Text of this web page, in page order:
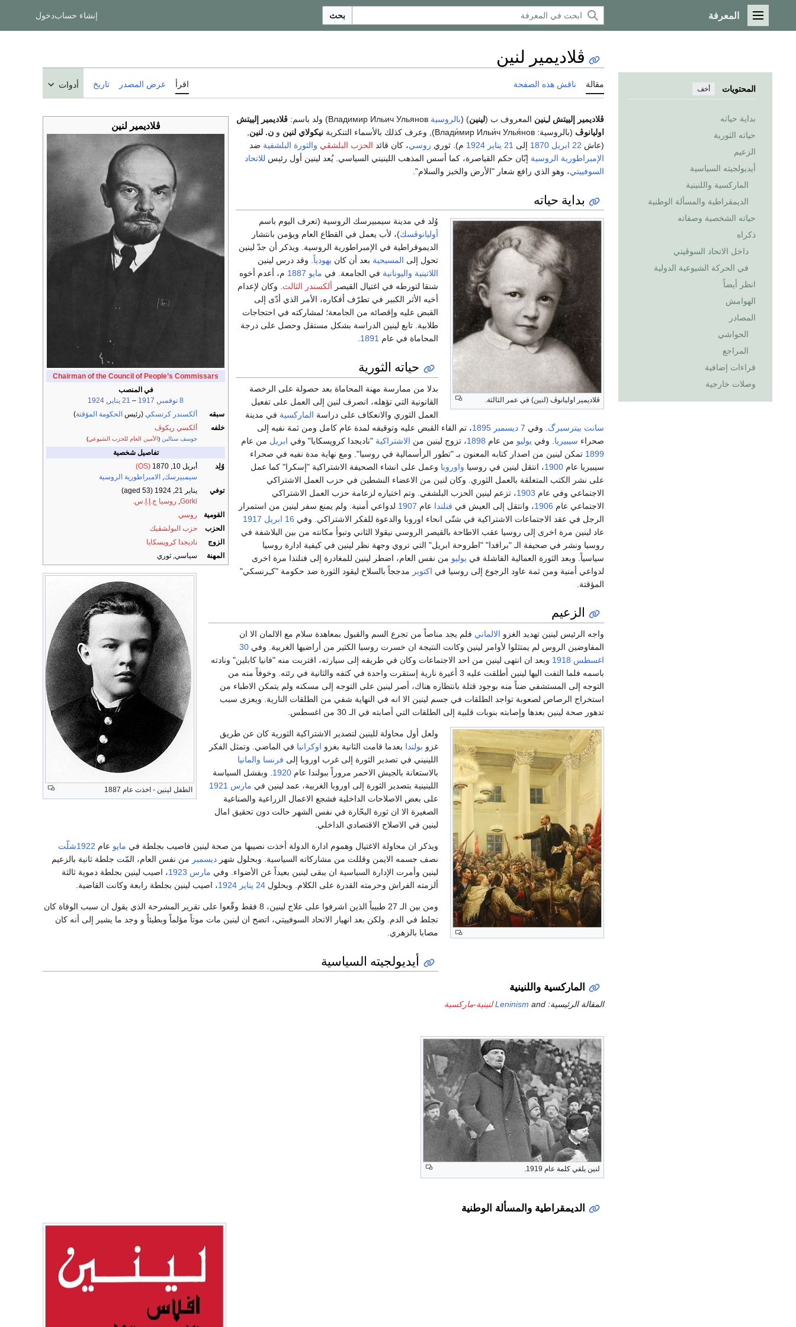
القائمة الرئيسية
المعرفة بحث إنشاء حسابدخول
المحتويات أخف
بداية حياته
حياته الثورية
الزعيم
أيديولجيته السياسية
الماركسية واللنينية
الديمقراطية والمسألة الوطنية
حياته الشخصية وصفاته
ذكراه
داخل الاتحاد السوڤيتي
في الحركة الشيوعية الدولية
انظر أيضاً
الهوامش
المصادر
الحواشي
المراجع
قراءات إضافية
وصلات خارجية
ڤلاديمير لنين
مقالة ناقش هذه الصفحة اقرأ عرض المصدر تاريخ أدوات
ڤلاديمير لنين
Chairman of the Council of People’s Commissars
في المنصب
8 نوفمبر
,
1917
– 21 يناير ,
1924
سبقه
ألكسندر كرنسكي (رئيس الحكومة المؤقتة)
خلفه
ألكسي ريكوڤ
جوسف ستالين (الأمين العام للحزب الشيوعي)
تفاصيل شخصية
وُلِد
أبريل 10, 1870
(OS)
سيمبيرسك, الامبراطورية الروسية
توفي
يناير 21, 1924
(aged 53)
Gorki
, روسيا ج.إ.إ.س.
القومية
روسي
الحزب
حزب البولشڤيك
الزوج
ناديجدا كروپسكايا
المهنة
سياسي, ثوري
ڤلاديمير إلييتش لـِنين المعروف ب (لينين) (بالروسية
ڤلاديمير إلييتش
اوليانوڤ (بالروسية: Влади́мир Ильи́ч Улья́нов), وعرف كذلك بالأسماء التنكرية نيكولاي لنين و ن. لنين
(عاش 22 ابريل 1870 إلى 21 يناير 1924 م). ثوري روسي، كان قائد الحزب البلشڤي والثورة البلشفية ضد
الإمبراطورية الروسية إبّان حكم القياصرة، كما أسس المذهب اللينيني السياسي. يُعد لينين أول رئيس للاتحاد
السوفييتي، وهو الذي رافع شعار "الأرض والخبز والسلام".
بداية حياته
ڤلاديمير اوليانوڤ (لنين) في عمر الثالثة.
وُلد في مدينة سيمبيرسك الروسية (تعرف اليوم باسم
أوليانوڤسك)، لأب يعمل في القطاع العام ويؤمن بانتشار
الديموقراطية في الإمبراطورية الروسية. ويذكر أن جدّ لينين
تحول إلى المسيحية بعد أن كان يهودياً. وقد درس لينين
اللاتينية واليونانية في الجامعة. في مايو 1887 م، أعدم أخوه
شنقا لتورطه في اغتيال القيصر ألكسندر الثالث. وكان لإعدام
أخيه الأثر الكبير في تطرّف أفكاره، الأمر الذي أدّى إلى
القبض عليه وإقصائه من الجامعة؛ لمشاركته في احتجاجات
طلابية. تابع لينين الدراسة بشكل مستقل وحصل على درجة
المحاماة في عام 1891
.
حياته الثورية
الطفل لينين - اخذت عام 1887
بدلا من ممارسة مهنة المحاماة بعد حصولة على الرخصة
القانونية التي تؤهله، انصرف لنين إلى العمل على تفعيل
العمل الثوري والانعكاف على دراسة الماركسية في مدينة
سانت بيترسبرگ . وفي 7 ديسمبر 1895، تم القاء القبض عليه وتوقيفه لمدة عام كامل ومن ثمة نفيه إلى
صحراء سيبيريا . وفي يوليو من عام 1898، تزوج لينين من الاشتراكية "ناديجدا كروپسكايا" وفي ابريل من عام
1899 تمكن لينين من اصدار كتابه المعنون بـ "تطور الرأسمالية في روسيا". ومع نهاية مدة نفيه في صحراء
سيبيريا عام 1900، انتقل لينين في روسيا واوروبا وعمل على انشاء الصحيفة الاشتراكية "إسكرا" كما عمل
على نشر الكتب المتعلقة بالعمل الثوري. وكان لنين من الاعضاء النشطين في حزب العمل الاشتراكي
الاجتماعي وفي عام 1903، تزعم لينين الحزب البلشفي. وتم اختياره لزعامة حزب العمل الاشتراكي
الاجتماعي عام 1906، وانتقل إلى العيش في فنلندا عام 1907 لدواعي أمنية. ولم يمنع سفر لينين من استمرار
الرجل في عقد الاجتماعات الاشتراكية في شتّى انحاء اوروبا والدعوة للفكر الاشتراكي. وفي 16 ابريل
1917
عاد لينين مرة اخرى إلى روسيا عقب الاطاحة بالقيصر الروسي نيقولا الثاني وتبوأ مكانته من بين البلاشفة في
روسيا ونشر في صحيفة الـ "برافدا" "اطروحة ابريل" التي تروي وجهة نظر لينين في كيفية ادارة روسيا
سياسياً. وبعد الثورة العمالية الفاشلة في يوليو من نفس العام، اضطر لينين للمغادرة إلى فنلندا مرة اخرى
لدواعي أمنية ومن ثمة عاود الرجوع إلى روسيا في اكتوبر مدججاً بالسلاح ليقود الثورة ضد حكومة "كـِرنسكي"
المؤقتة.
الزعيم
واجه الرئيس لينين تهديد الغزو الالماني فلم يجد مناصاً من تجرع السم والقبول بمعاهدة سلام مع الالمان الا ان
المفاوضين الروس لم يمتثلوا لأوامر لينين وكانت النتيجة ان خسرت روسيا الكثير من أراضيها الغربية. وفي 30
اغسطس 1918 وبعد ان انتهى لينين من احد الاجتماعات وكان في طريقه إلى سيارته، اقتربت منه "فانيا كابلين" ونادته
باسمه فلما التفت اليها لينين أطلقت عليه 3 أعيرة نارية إستقرت واحدة في كتفه والثانية في رئته. وخوفاً منه من
التوجه إلى المستشفي ضناً منه بوجود قتلة بانتظاره هناك، أصر لينين على التوجه إلى مسكنه ولم يتمكن الاطباء من
استخراج الرصاص لصعوبة تواجد الطلقات في جسم لينين الا انه في النهاية شفي من الطلقات النارية. ويعزى سبب
تدهور صحة لينين بعدها وإصابته بنوبات قلبية إلى الطلقات التي أصابته في الـ 30 من اغسطس.
ولعل أول محاولة للينين لتصدير الاشتراكية الثورية كان عن طريق
غزو بولندا بعدما قامت الثانية بغزو اوكرانيا في الماضي. وتمثل الفكر
اللينيني في تصدير الثورة إلى غرب اوروبا إلى فرنسا والمانيا
بالاستعانة بالجيش الاحمر مروراً ببولندا عام 1920 . وبفشل السياسة
اللينينية بتصدير الثورة إلى اوروبا الغربية، عمد لينين في مارس 1921
على بعض الاصلاحات الداخلية فشجع الاعمال الزراعية والصناعية
الصغيرة الا ان ثورة البحّارة في نفس الشهر حالت دون تحقيق امال
لينين في الاصلاح الاقتصادي الداخلي.
ويذكر ان محاولة الاغتيال وهموم ادارة الدولة أخذت نصيبها من صحة لينين فاصيب بجلطة في مايو عام 1922شلّت
نصف جسمه الايمن وقللت من مشاركاته السياسية. وبحلول شهر ديسمبر من نفس العام، المّت جلطة ثانية بالزعيم
لينين وأمرت الإدارة السياسية ان يبقى لينين بعيداً عن الأضواء. وفي مارس 1923، اصيب لينين بجلطة دموية ثالثة
ألزمته الفراش وحرمته القدرة على الكلام. وبحلول 24 يناير 1924، اصيب لينين بجلطة رابعة وكانت القاضية.
ومن بين الـ 27 طبيباً الذين اشرفوا على علاج لينين، 8 فقط وقّعوا على تقرير المشرحة الذي يقول ان سبب الوفاة كان
تجلط في الدم. ولكن بعد انهيار الاتحاد السوفييتي، اتضح ان لينين مات موتاً مؤلماً وبطيئاً و وجد ما يشير إلى أنه كان
مصابا بالزهري.
أيديولجيته السياسية
الماركسية واللنينية
المقالة الرئيسية: Leninism and لنينية-ماركسية
لنين يلقي كلمة عام 1919.
الديمقراطية والمسألة الوطنية